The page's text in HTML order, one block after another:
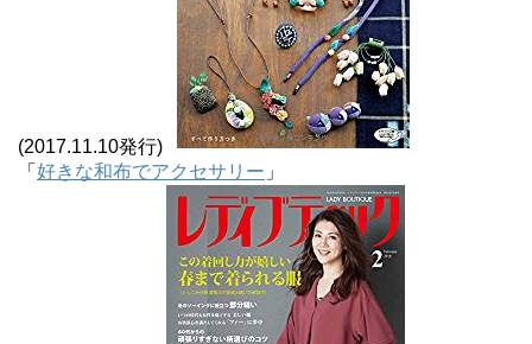
(2017.11.10発行)
「 好きな和布でアクセサリー 」